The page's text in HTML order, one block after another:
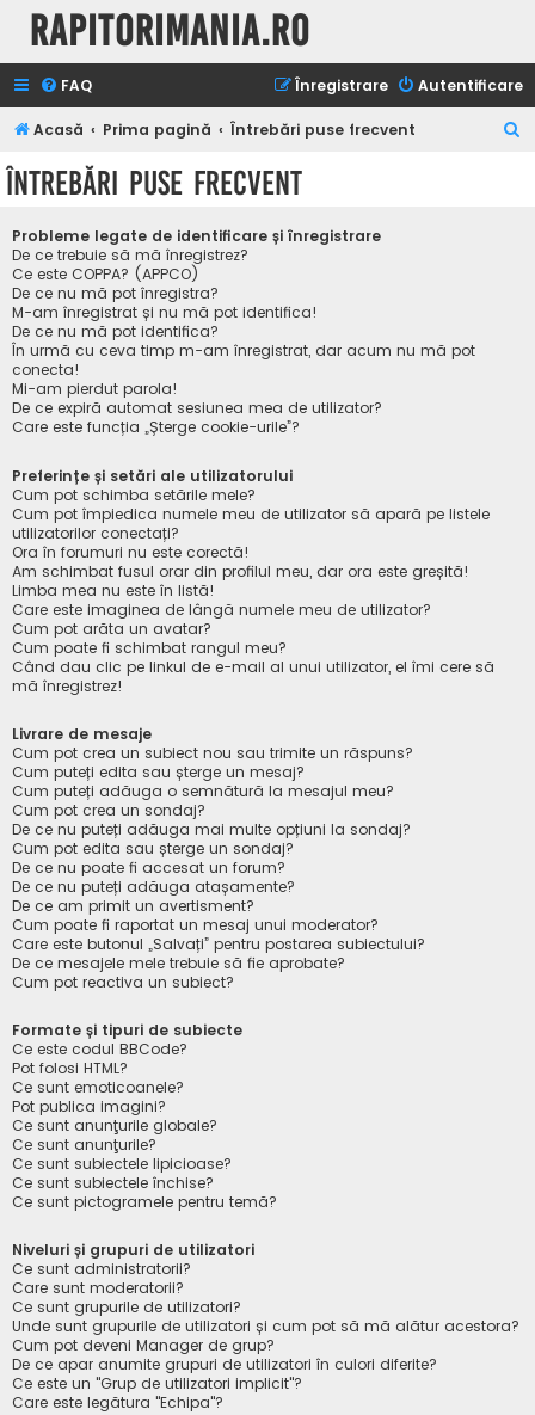
Rapitorimania.ro
FAQ Autentificare
Înregistrare
Acasă Prima pagină Întrebări puse frecvent
Întrebări puse frecvent
Probleme legate de identificare și înregistrare
De ce trebuie să mă înregistrez?
Ce este COPPA? (APPCO)
De ce nu mă pot înregistra?
M-am înregistrat și nu mă pot identifica!
De ce nu mă pot identifica?
În urmă cu ceva timp m-am înregistrat, dar acum nu mă pot
conecta!
Mi-am pierdut parola!
De ce expiră automat sesiunea mea de utilizator?
Care este funcția „Șterge cookie-urile”?
Preferințe și setări ale utilizatorului
Cum pot schimba setările mele?
Cum pot împiedica numele meu de utilizator să apară pe listele
utilizatorilor conectați?
Ora în forumuri nu este corectă!
Am schimbat fusul orar din profilul meu, dar ora este greșită!
Limba mea nu este în listă!
Care este imaginea de lângă numele meu de utilizator?
Cum pot arăta un avatar?
Cum poate fi schimbat rangul meu?
Când dau clic pe linkul de e-mail al unui utilizator, el îmi cere să
mă înregistrez!
Livrare de mesaje
Cum pot crea un subiect nou sau trimite un răspuns?
Cum puteți edita sau șterge un mesaj?
Cum puteți adăuga o semnătură la mesajul meu?
Cum pot crea un sondaj?
De ce nu puteți adăuga mai multe opțiuni la sondaj?
Cum pot edita sau șterge un sondaj?
De ce nu poate fi accesat un forum?
De ce nu puteți adăuga atașamente?
De ce am primit un avertisment?
Cum poate fi raportat un mesaj unui moderator?
Care este butonul „Salvați” pentru postarea subiectului?
De ce mesajele mele trebuie să fie aprobate?
Cum pot reactiva un subiect?
Formate și tipuri de subiecte
Ce este codul BBCode?
Pot folosi HTML?
Ce sunt emoticoanele?
Pot publica imagini?
Ce sunt anunţurile globale?
Ce sunt anunţurile?
Ce sunt subiectele lipicioase?
Ce sunt subiectele închise?
Ce sunt pictogramele pentru temă?
Niveluri și grupuri de utilizatori
Ce sunt administratorii?
Care sunt moderatorii?
Ce sunt grupurile de utilizatori?
Unde sunt grupurile de utilizatori și cum pot să mă alătur acestora?
Cum pot deveni Manager de grup?
De ce apar anumite grupuri de utilizatori în culori diferite?
Ce este un "Grup de utilizatori implicit"?
Care este legătura "Echipa"?